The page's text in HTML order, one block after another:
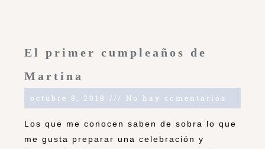
El primer cumpleaños de
Martina
octubre 8, 2018 No hay comentarios
Los que me conocen saben de sobra lo que
me gusta preparar una celebración y